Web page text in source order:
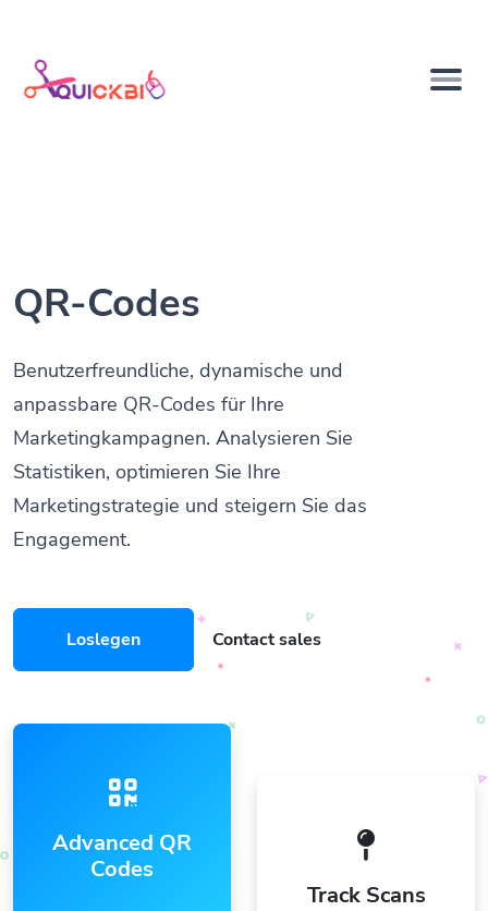
QR-Codes
Benutzerfreundliche, dynamische und
anpassbare QR-Codes für Ihre
Marketingkampagnen. Analysieren Sie
Statistiken, optimieren Sie Ihre
Marketingstrategie und steigern Sie das
Engagement.
Loslegen Contact sales
Advanced QR
Codes
Track Scans